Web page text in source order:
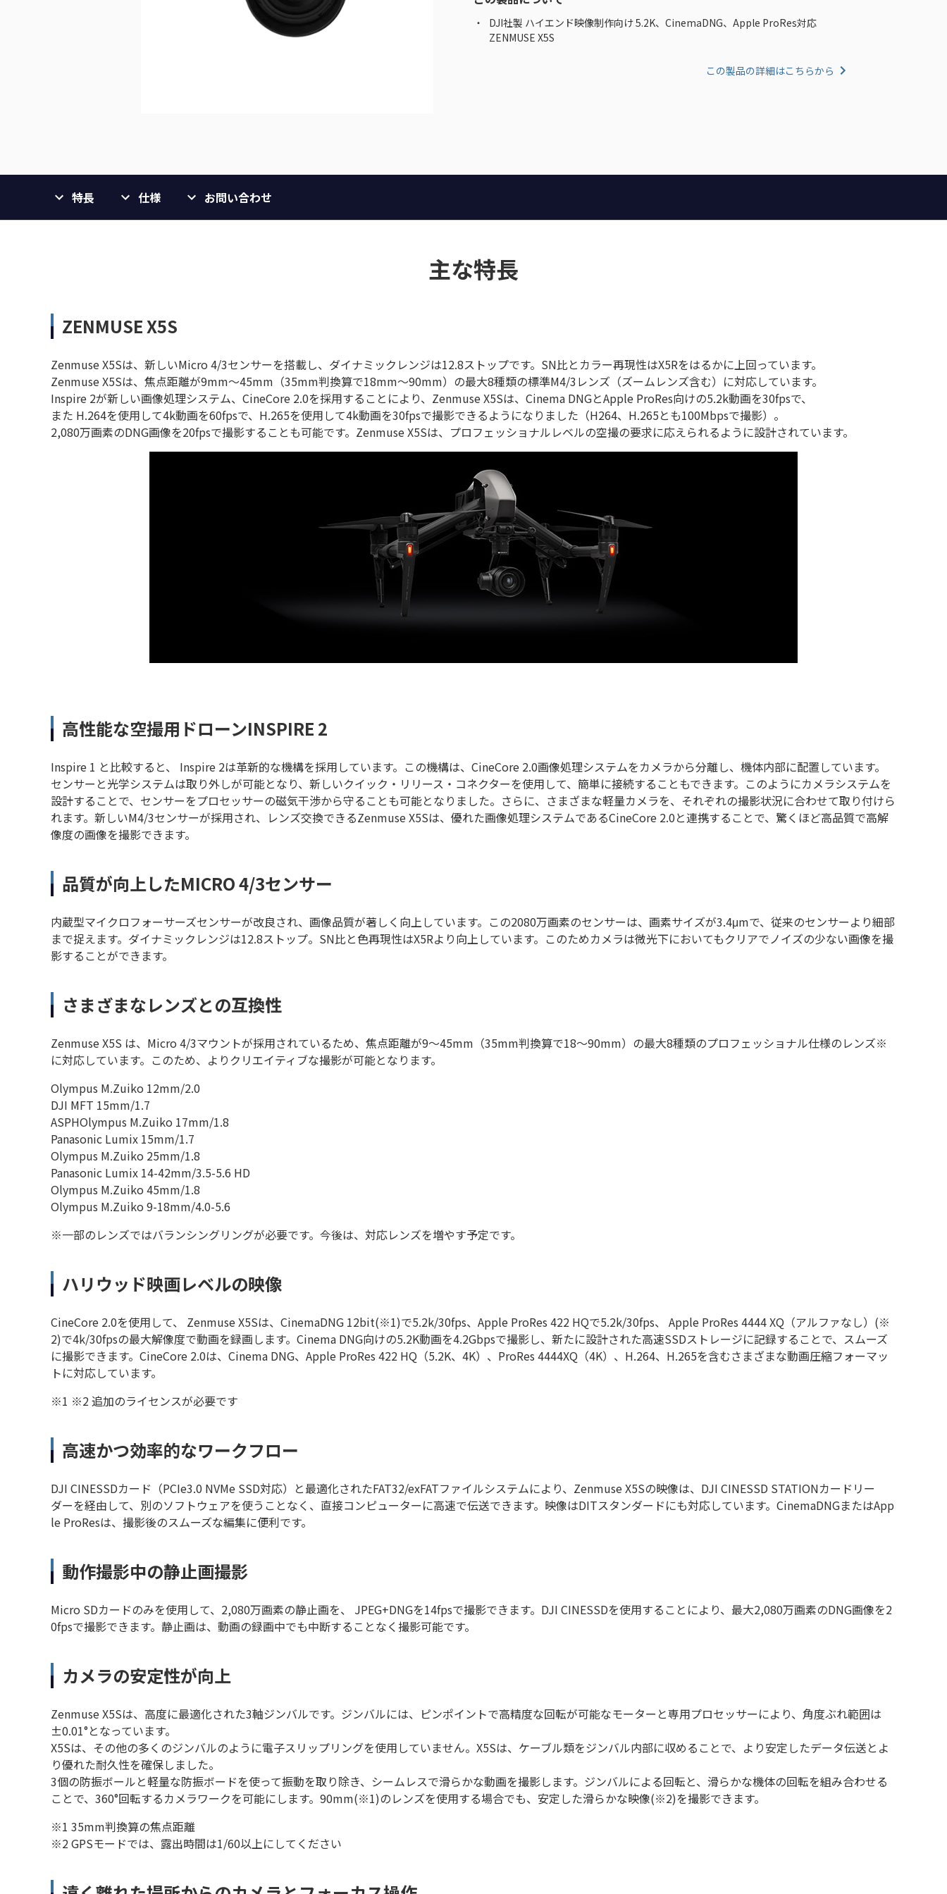
DJI社製 ハイエンド映像制作向け 5.2K、CinemaDNG、Apple ProRes対応
ZENMUSE X5S
この製品の詳細はこちらから
特長 仕様 お問い合わせ
主な特長
ZENMUSE X5S
Zenmuse X5Sは、新しいMicro 4/3センサーを搭載し、ダイナミックレンジは12.8ストップです。SN比とカラー再現性はX5Rをはるかに上回っています。
Zenmuse X5Sは、焦点距離が9mm～45mm（35mm判換算で18mm～90mm）の最大8種類の標準M4/3レンズ（ズームレンズ含む）に対応しています。
Inspire 2が新しい画像処理システム、CineCore 2.0を採用することにより、Zenmuse X5Sは、Cinema DNGとApple ProRes向けの5.2k動画を30fpsで、
また H.264を使用して4k動画を60fpsで、H.265を使用して4k動画を30fpsで撮影できるようになりました（H264、H.265とも100Mbpsで撮影）。
2,080万画素のDNG画像を20fpsで撮影することも可能です。Zenmuse X5Sは、プロフェッショナルレベルの空撮の要求に応えられるように設計されています。
高性能な空撮用ドローンINSPIRE 2
Inspire 1 と比較すると、 Inspire 2は革新的な機構を採用しています。この機構は、CineCore 2.0画像処理システムをカメラから分離し、機体内部に配置しています。
センサーと光学システムは取り外しが可能となり、新しいクイック・リリース・コネクターを使用して、簡単に接続することもできます。このようにカメラシステムを
設計することで、センサーをプロセッサーの磁気干渉から守ることも可能となりました。さらに、さまざまな軽量カメラを、それぞれの撮影状況に合わせて取り付けら
れます。新しいM4/3センサーが採用され、レンズ交換できるZenmuse X5Sは、優れた画像処理システムであるCineCore 2.0と連携することで、驚くほど高品質で高解
像度の画像を撮影できます。
品質が向上したMICRO 4/3センサー
内蔵型マイクロフォーサーズセンサーが改良され、画像品質が著しく向上しています。この2080万画素のセンサーは、画素サイズが3.4μmで、従来のセンサーより細部
まで捉えます。ダイナミックレンジは12.8ストップ。SN比と色再現性はX5Rより向上しています。このためカメラは微光下においてもクリアでノイズの少ない画像を撮
影することができます。
さまざまなレンズとの互換性
Zenmuse X5S は、Micro 4/3マウントが採用されているため、焦点距離が9～45mm（35mm判換算で18～90mm）の最大8種類のプロフェッショナル仕様のレンズ※
に対応しています。このため、よりクリエイティブな撮影が可能となります。
Olympus M.Zuiko 12mm/2.0
DJI MFT 15mm/1.7
ASPHOlympus M.Zuiko 17mm/1.8
Panasonic Lumix 15mm/1.7
Olympus M.Zuiko 25mm/1.8
Panasonic Lumix 14-42mm/3.5-5.6 HD
Olympus M.Zuiko 45mm/1.8
Olympus M.Zuiko 9-18mm/4.0-5.6
※一部のレンズではバランシングリングが必要です。今後は、対応レンズを増やす予定です。
ハリウッド映画レベルの映像
CineCore 2.0を使用して、 Zenmuse X5Sは、CinemaDNG 12bit(※1)で5.2k/30fps、Apple ProRes 422 HQで5.2k/30fps、 Apple ProRes 4444 XQ（アルファなし）(※
2)で4k/30fpsの最大解像度で動画を録画します。Cinema DNG向けの5.2K動画を4.2Gbpsで撮影し、新たに設計された高速SSDストレージに記録することで、スムーズ
に撮影できます。CineCore 2.0は、Cinema DNG、Apple ProRes 422 HQ（5.2K、4K）、ProRes 4444XQ（4K）、H.264、H.265を含むさまざまな動画圧縮フォーマッ
トに対応しています。
※1 ※2 追加のライセンスが必要です
高速かつ効率的なワークフロー
DJI CINESSDカード（PCIe3.0 NVMe SSD対応）と最適化されたFAT32/exFATファイルシステムにより、Zenmuse X5Sの映像は、DJI CINESSD STATIONカードリー
ダーを経由して、別のソフトウェアを使うことなく、直接コンピューターに高速で伝送できます。映像はDITスタンダードにも対応しています。CinemaDNGまたはApp
le ProResは、撮影後のスムーズな編集に便利です。
動作撮影中の静止画撮影
Micro SDカードのみを使用して、2,080万画素の静止画を、 JPEG+DNGを14fpsで撮影できます。DJI CINESSDを使用することにより、最大2,080万画素のDNG画像を2
0fpsで撮影できます。静止画は、動画の録画中でも中断することなく撮影可能です。
カメラの安定性が向上
Zenmuse X5Sは、高度に最適化された3軸ジンバルです。ジンバルには、ピンポイントで高精度な回転が可能なモーターと専用プロセッサーにより、角度ぶれ範囲は
±0.01°となっています。
X5Sは、その他の多くのジンバルのように電子スリップリングを使用していません。X5Sは、ケーブル類をジンバル内部に収めることで、より安定したデータ伝送とよ
り優れた耐久性を確保しました。
3個の防振ボールと軽量な防振ボードを使って振動を取り除き、シームレスで滑らかな動画を撮影します。ジンバルによる回転と、滑らかな機体の回転を組み合わせる
ことで、360°回転するカメラワークを可能にします。90mm(※1)のレンズを使用する場合でも、安定した滑らかな映像(※2)を撮影できます。
※1 35mm判換算の焦点距離
※2 GPSモードでは、露出時間は1/60以上にしてください